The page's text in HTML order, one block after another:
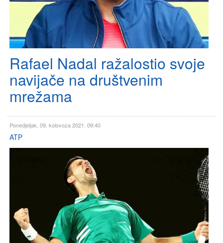
Rafael Nadal ražalostio svoje
navijače na društvenim
mrežama
Ponedjeljak, 09. kolovoza 2021. 09:40
ATP